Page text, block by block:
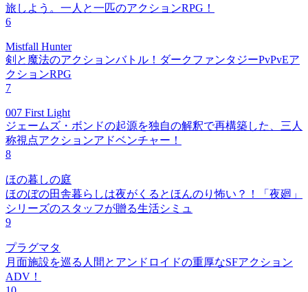
旅しよう。一人と一匹のアクションRPG！
6
Mistfall Hunter
剣と魔法のアクションバトル！ダークファンタジーPvPvEア
クションRPG
7
007 First Light
ジェームズ・ボンドの起源を独自の解釈で再構築した、三人
称視点アクションアドベンチャー！
8
ほの暮しの庭
ほのぼの田舎暮らしは夜がくるとほんのり怖い？！「夜廻」
シリーズのスタッフが贈る生活シミュ
9
プラグマタ
月面施設を巡る人間とアンドロイドの重厚なSFアクション
ADV！